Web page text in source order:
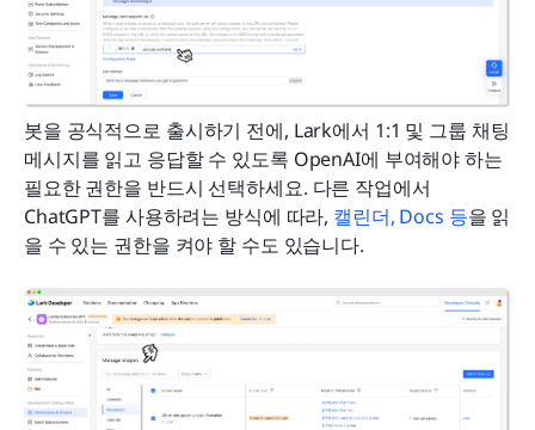
봇을 공식적으로 출시하기 전에, Lark에서 1:1 및 그룹 채팅
메시지를 읽고 응답할 수 있도록 OpenAI에 부여해야 하는
필요한 권한을 반드시 선택하세요. 다른 작업에서
ChatGPT를 사용하려는 방식에 따라, 캘린더, Docs 등을 읽
을 수 있는 권한을 켜야 할 수도 있습니다.